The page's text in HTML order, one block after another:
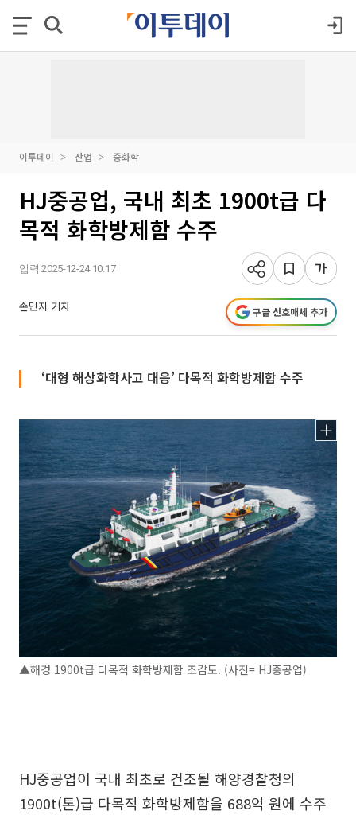
이투데이 산업 중화학
HJ중공업, 국내 최초 1900t급 다
목적 화학방제함 수주
입력 2025-12-24 10:17
손민지 기자 구글 선호매체 추가
‘대형 해상화학사고 대응’ 다목적 화학방제함 수주
▲해경 1900t급 다목적 화학방제함 조감도. (사진= HJ중공업)
HJ중공업이 국내 최초로 건조될 해양경찰청의
1900t(톤)급 다목적 화학방제함을 688억 원에 수주